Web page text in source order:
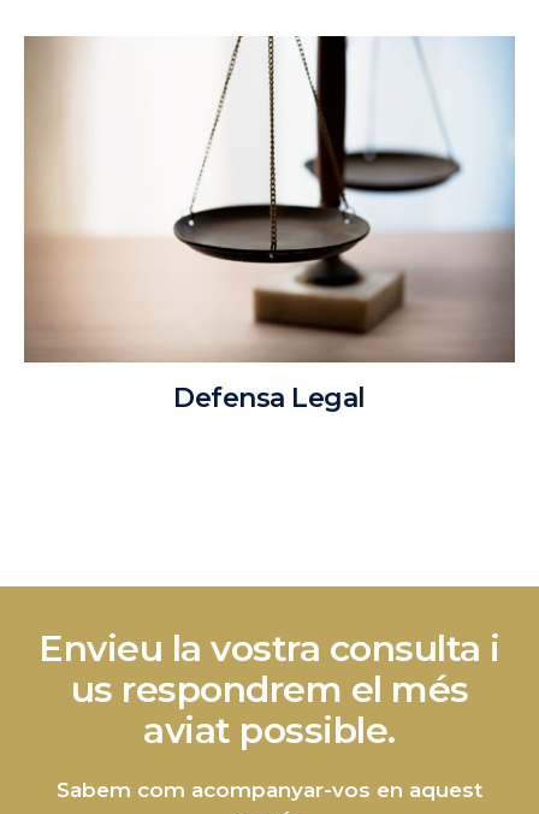
Defensa Legal
Envieu la vostra consulta i
us respondrem el més
aviat possible.
Sabem com acompanyar-vos en aquest